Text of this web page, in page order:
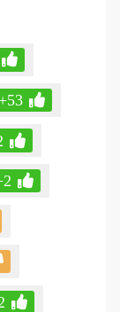
+53